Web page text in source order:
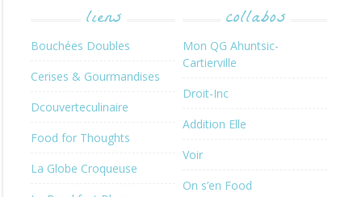
liens
Bouchées Doubles
Cerises & Gourmandises
Dcouverteculinaire
Food for Thoughts
La Globe Croqueuse
collabos
Mon QG Ahuntsic-
Cartierville
Droit-Inc
Addition Elle
Voir
On s’en Food